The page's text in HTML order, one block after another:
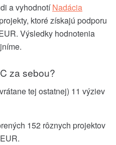
a vyhodnotíNadácia
ktoré získajú podporu
Výsledky hodnotenia
za sebou?
tej ostatnej) 11 výziev
152 rôznych projektov